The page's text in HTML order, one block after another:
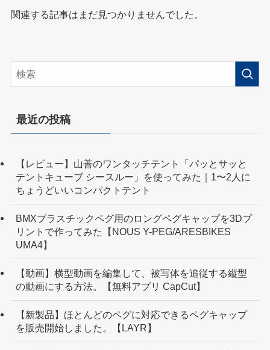
関連する記事はまだ見つかりませんでした。
最近の投稿
【レビュー】山善のワンタッチテント「パッとサッと
テントキューブ シースルー」を使ってみた｜1〜2人に
ちょうどいいコンパクトテント
BMXプラスチックペグ用のロングペグキャップを3Dプ
リントで作ってみた【NOUS Y-PEG/ARESBIKES
UMA4】
【動画】横型動画を編集して、被写体を追従する縦型
の動画にする方法。【無料アプリ CapCut】
【新製品】ほとんどのペグに対応できるペグキャップ
を販売開始しました。【LAYR】